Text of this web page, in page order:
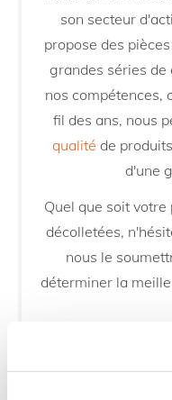
son secteur
propose des
grandes séries
nos compétences,
fil des ans, nous
qualité de
d'une
Quel que soit
décolletées,
nous le
déterminer la
[1588-